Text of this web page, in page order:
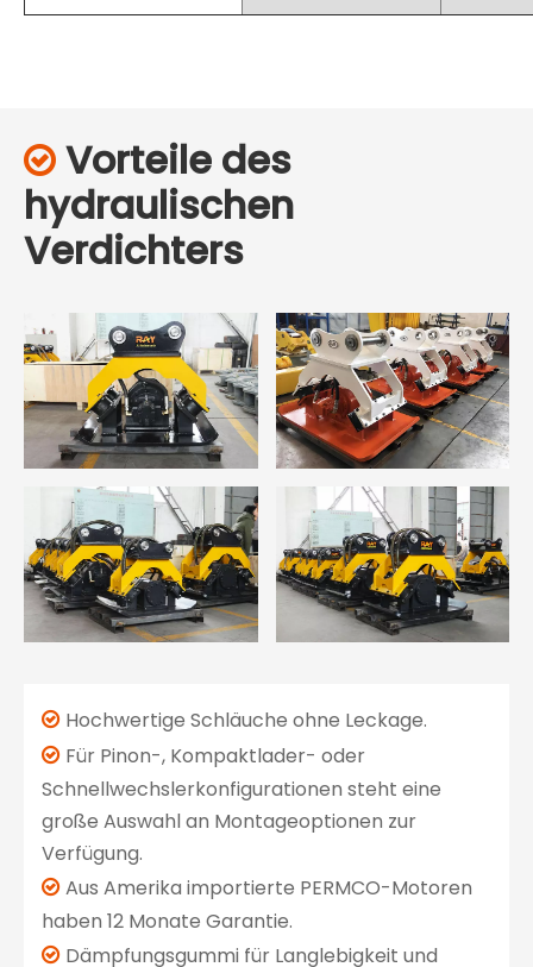
 Vorteile des
hydraulischen
Verdichters
 Hochwertige Schläuche ohne Leckage.
 Für Pinon-, Kompaktlader- oder
Schnellwechslerkonfigurationen steht eine
große Auswahl an Montageoptionen zur
Verfügung.
 Aus Amerika importierte PERMCO-Motoren
haben 12 Monate Garantie.
 Dämpfungsgummi für Langlebigkeit und